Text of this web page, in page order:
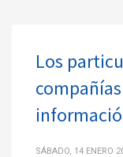
Los
SÁBADO, 14 ENERO